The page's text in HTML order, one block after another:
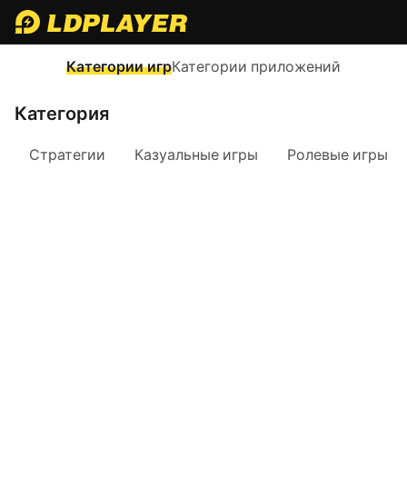
Категории игрКатегории приложений
Категория
Стратегии Казуальные игры Ролевые игры